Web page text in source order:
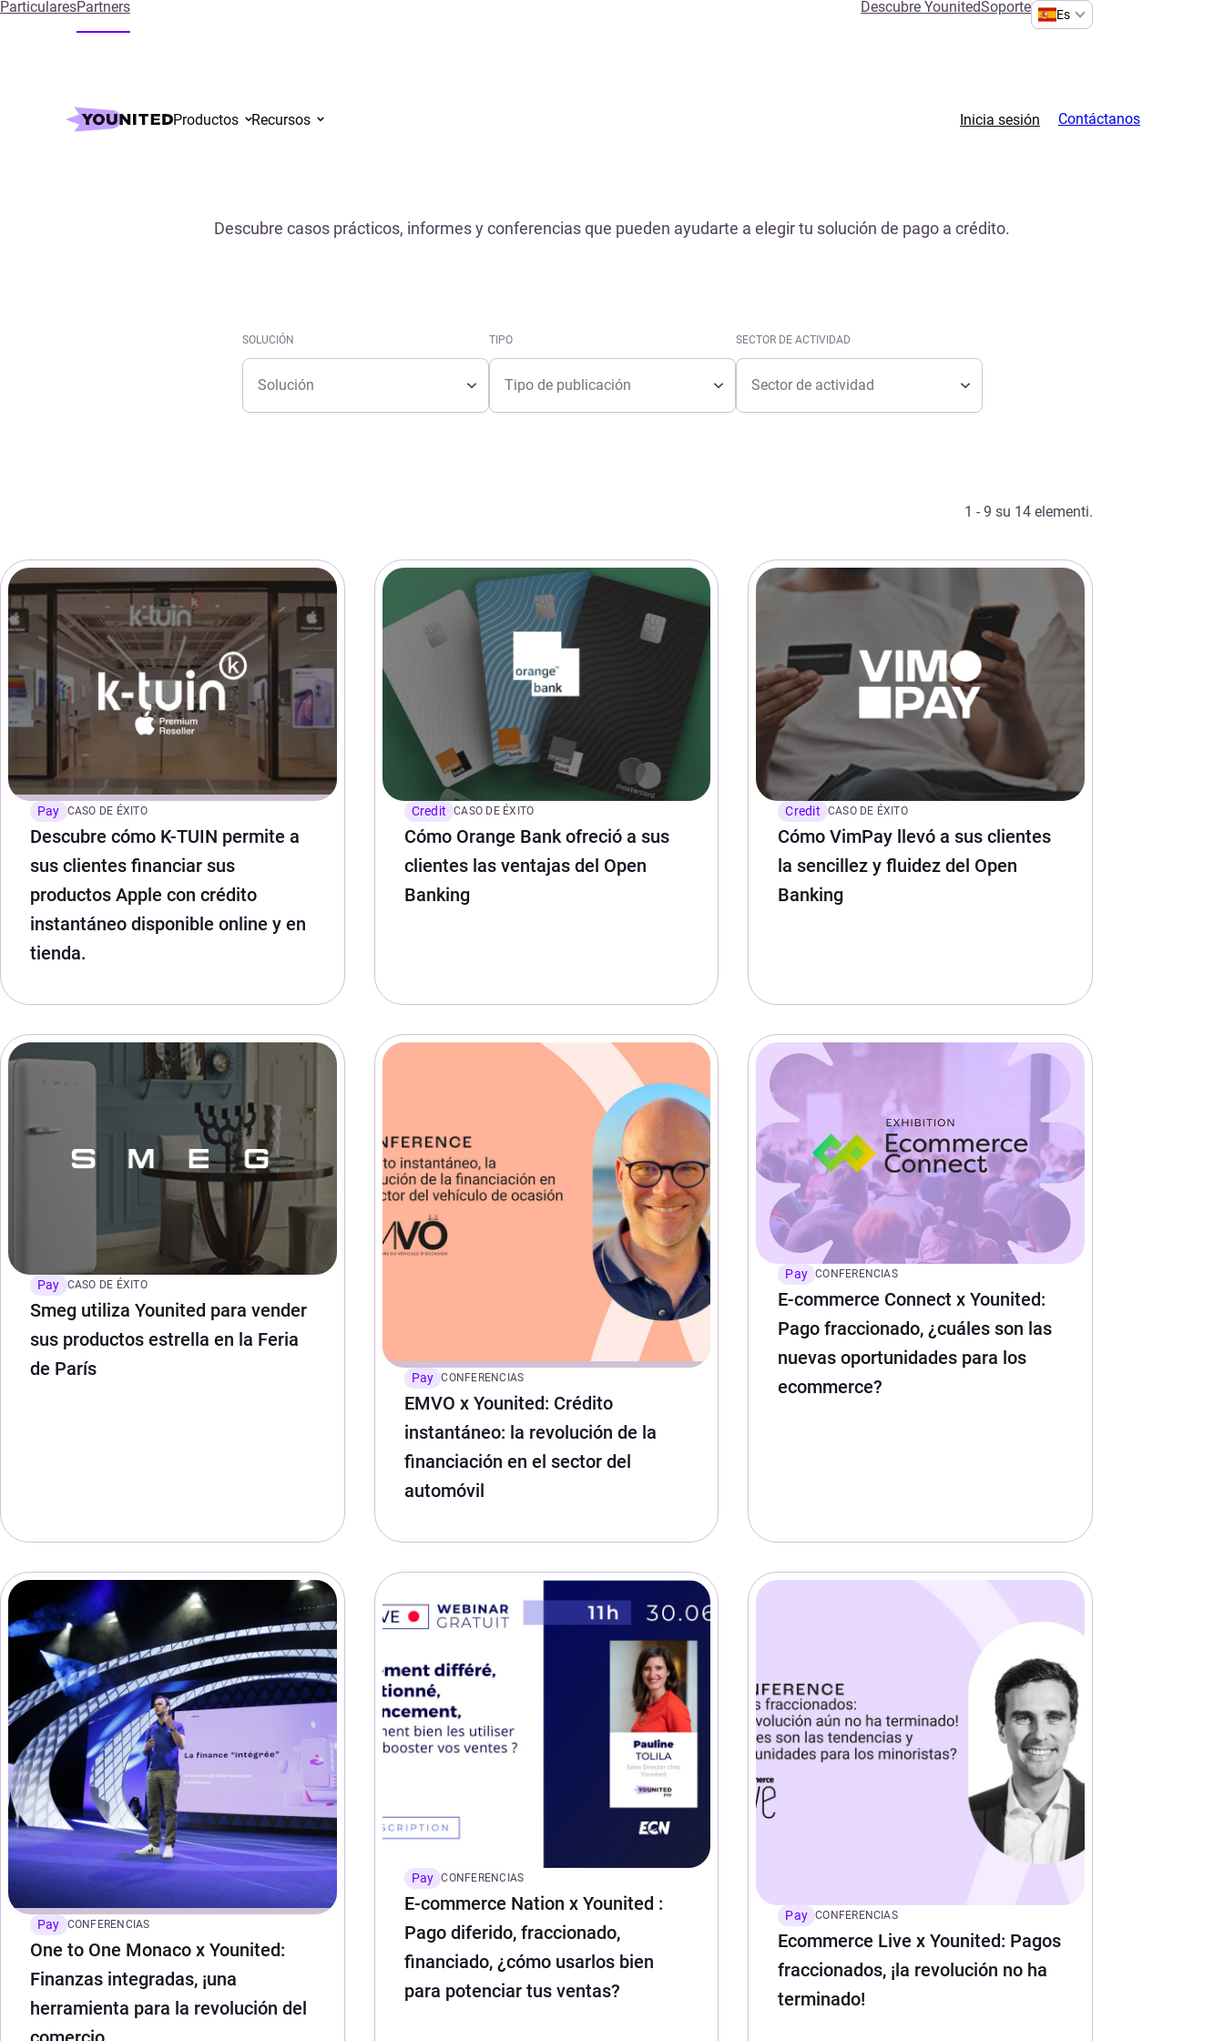
ParticularesPartners Descubre YounitedSoporte Es
Productos Recursos Inicia sesión Contáctanos
Inicio References
Descubre casos prácticos, informes y conferencias que pueden ayudarte a elegir tu solución de pago a crédito.
SOLUCIÓN
Solución
Solución
TIPO
Tipo
Tipo
SECTOR DE ACTIVIDAD
Sector de actividad
Sector de actividad
1 - 9 su 14 elementi.
Pay CASO DE ÉXITO
Descubre cómo K-TUIN permite a
sus clientes financiar sus
productos Apple con crédito
instantáneo disponible online y en
tienda.
Credit CASO DE ÉXITO
Cómo Orange Bank ofreció a sus
clientes las ventajas del Open
Banking
Credit CASO DE ÉXITO
Cómo VimPay llevó a sus clientes
la sencillez y fluidez del Open
Banking
Pay CASO DE ÉXITO
Smeg utiliza Younited para vender
sus productos estrella en la Feria
de París
Pay CONFERENCIAS
EMVO x Younited: Crédito
instantáneo: la revolución de la
financiación en el sector del
automóvil
Pay CONFERENCIAS
E-commerce Connect x Younited:
Pago fraccionado, ¿cuáles son las
nuevas oportunidades para los
ecommerce?
Pay CONFERENCIAS
One to One Monaco x Younited:
Finanzas integradas, ¡una
herramienta para la revolución del
Pay CONFERENCIAS
E-commerce Nation x Younited :
Pago diferido, fraccionado,
financiado, ¿cómo usarlos bien
para potenciar tus ventas?
Pay CONFERENCIAS
Ecommerce Live x Younited: Pagos
fraccionados, ¡la revolución no ha
terminado!